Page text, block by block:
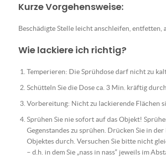
Kurze Vorgehensweise:
Beschädigte Stelle leicht anschleifen,
Wie lackiere ich richtig?
Temperieren: Die Sprühdose darf nicht zu
Schütteln Sie die Dose ca. 3 Min. kräftig
Vorbereitung: Nicht zu lackierende Flächen
Sprühen Sie nie sofort auf das Objekt!
Gegenstandes zu sprühen. Drücken Sie in
Objektes durch. Versuchen Sie bitte nicht
– d.h. in dem Sie „nass in nass“ jeweils im